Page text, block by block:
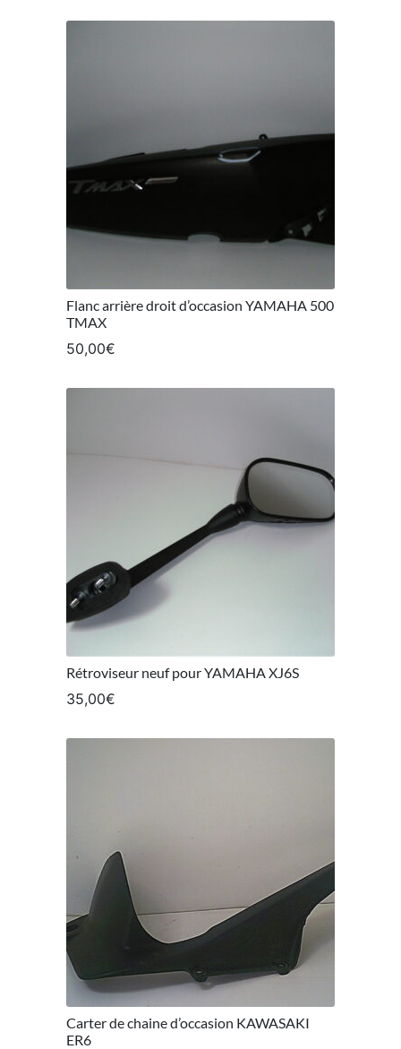
Flanc arrière droit d’occasion YAMAHA 500
TMAX
50,00€
Rétroviseur neuf pour YAMAHA XJ6S
35,00€
Carter de chaine d’occasion KAWASAKI
ER6